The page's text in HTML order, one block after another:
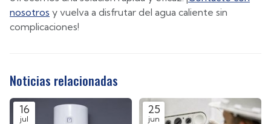
nosotros y vuelva a disfrutar del agua caliente sin
complicaciones!
Noticias relacionadas
16
jul
25
jun